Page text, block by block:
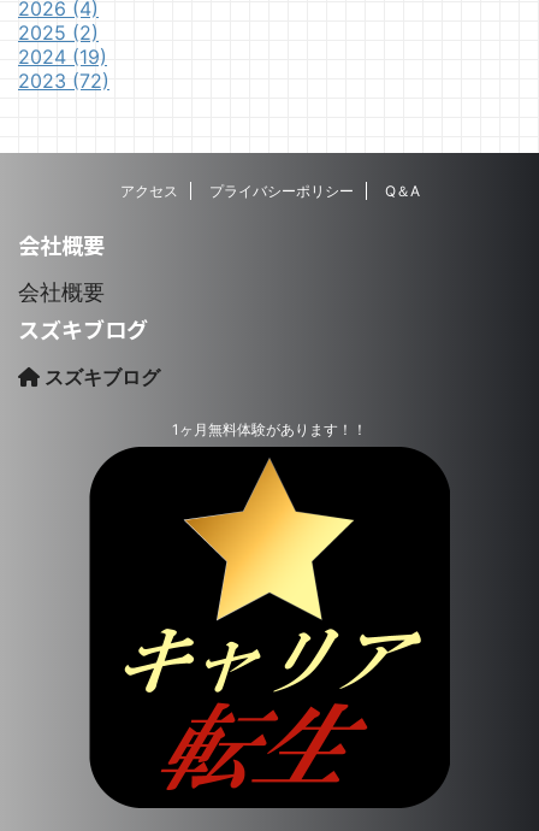
2026 (4)
2025 (2)
2024 (19)
2023 (72)
アクセス プライバシーポリシー Q＆A
会社概要
会社概要
スズキブログ
スズキブログ
1ヶ月無料体験があります！！